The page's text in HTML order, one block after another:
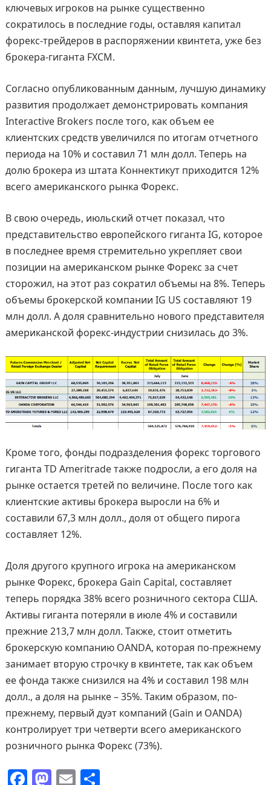
ключевых игроков на рынке существенно
сократилось в последние годы, оставляя капитал
форекс-трейдеров в распоряжении квинтета, уже без
брокера-гиганта FXCM.
Согласно опубликованным данным, лучшую динамику
развития продолжает демонстрировать компания
Interactive Brokers после того, как объем ее
клиентских средств увеличился по итогам отчетного
периода на 10% и составил 71 млн долл. Теперь на
долю брокера из штата Коннектикут приходится 12%
всего американского рынка Форекс.
В свою очередь, июльский отчет показал, что
представительство европейского гиганта IG, которое
в последнее время стремительно укрепляет свои
позиции на американском рынке Форекс за счет
сторожил, на этот раз сократил объемы на 8%. Теперь
объемы брокерской компании IG US составляют 19
млн долл. А доля сравнительно нового представителя
американской форекс-индустрии снизилась до 3%.
Кроме того, фонды подразделения форекс торгового
гиганта TD Ameritrade также подросли, а его доля на
рынке остается третей по величине. После того как
клиентские активы брокера выросли на 6% и
составили 67,3 млн долл., доля от общего пирога
составляет 12%.
Доля другого крупного игрока на американском
рынке Форекс, брокера Gain Capital, составляет
теперь порядка 38% всего розничного сектора США.
Активы гиганта потеряли в июле 4% и составили
прежние 213,7 млн долл. Также, стоит отметить
брокерскую компанию OANDA, которая по-прежнему
занимает вторую строчку в квинтете, так как объем
ее фонда также снизился на 4% и составил 198 млн
долл., а доля на рынке – 35%. Таким образом, по-
прежнему, первый дуэт компаний (Gain и OANDA)
контролирует три четверти всего американского
розничного рынка Форекс (73%).
F M E О